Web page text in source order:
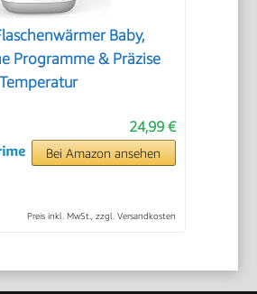
Baby,
Programme & Präzise
Temperatur
24,99 €
Bei Amazon ansehen
Preis inkl. MwSt., zzgl. Versandkosten